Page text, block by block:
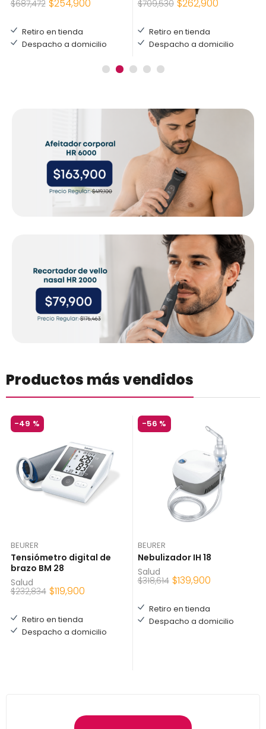
$687,472 $254,900
Retiro en tienda
Despacho a domicilio
$709,530 $262,900
Retiro en tienda
Despacho a domicilio
Productos más vendidos
-49 %
BEURER
Tensiómetro digital de
brazo BM 28
Salud
$232,834 $119,900
Retiro en tienda
Despacho a domicilio
-56 %
BEURER
Nebulizador IH 18
Salud
$318,614 $139,900
Retiro en tienda
Despacho a domicilio